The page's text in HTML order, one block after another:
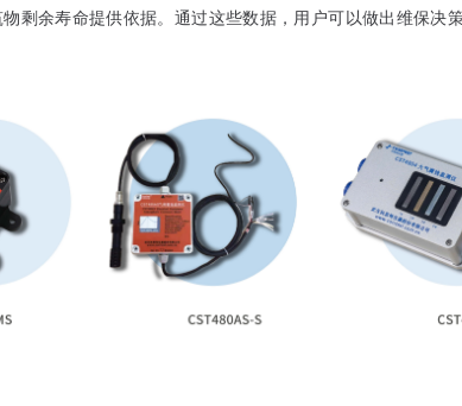
剩余寿命提供依据。通过这些数据，用户可以做出维保决